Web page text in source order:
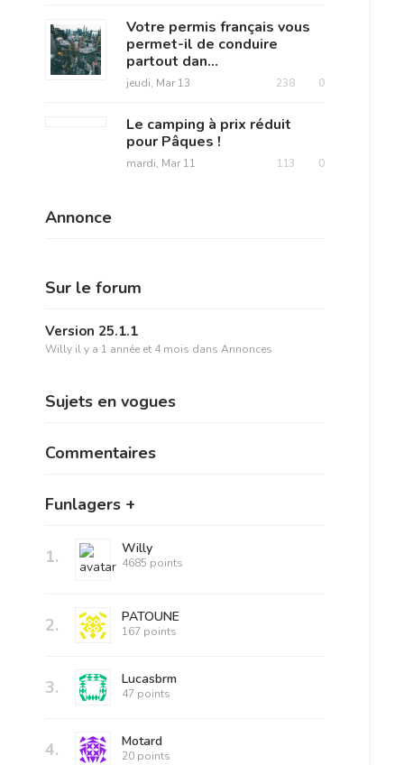
Votre permis français vous
permet-il de conduire
partout dan...
jeudi, Mar 13 0
238
Le camping à prix réduit
pour Pâques !
mardi, Mar 11 0
113
Annonce
Sur le forum
Version 25.1.1
Willy il y a 1 année et 4 mois dans Annonces
Sujets en vogues
Commentaires
Funlagers +
1. Willy
4685 points
2. PATOUNE
167 points
3. Lucasbrm
47 points
4. Motard
20 points